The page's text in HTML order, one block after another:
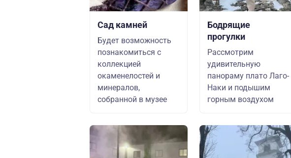
Сад камней
Будет возможность
познакомиться с
коллекцией
окаменелостей и
минералов,
собранной в музее
Бодрящие
прогулки
Рассмотрим
удивительную
панораму плато Лаго-
Наки и подышим
горным воздухом